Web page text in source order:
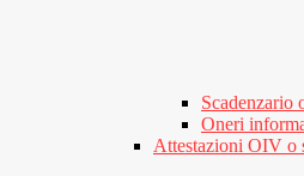
Scadenzario
Oneri
Attestazioni OIV o